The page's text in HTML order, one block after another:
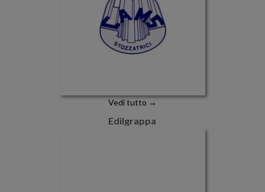
Vedi tutto →
Edilgrappa